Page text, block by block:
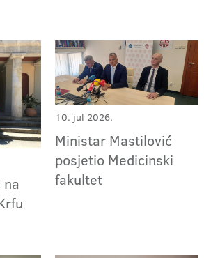
na
10. jul 2026.
Ministar Mastilović
posjetio Medicinski
fakultet